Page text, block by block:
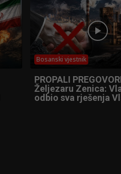
Bosanski vjestnik
PROPALI
Željezaru Zenica:
odbio sva rješenja